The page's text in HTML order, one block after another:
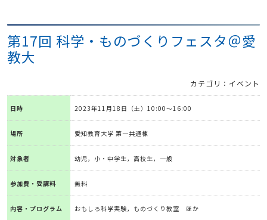
第17回 科学・ものづくりフェスタ＠愛
教大
カテゴリ：イベント
日時 2023年11月18日（土）10:00～16:00
場所 愛知教育大学 第一共通棟
対象者 幼児，小・中学生，高校生，一般
参加費・受講料 無料
内容・プログラム おもしろ科学実験，ものづくり教室 ほか